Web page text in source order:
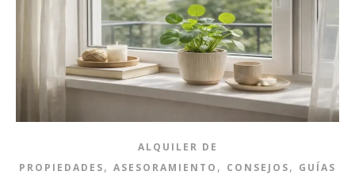
ALQUILER DE
PROPIEDADES, ASESORAMIENTO , CONSEJOS, GUÍAS